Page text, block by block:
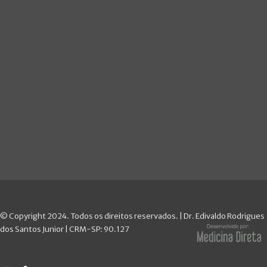
© Copyright 2024. Todos os direitos reservados. | Dr. Edivaldo Rodrigues
dos Santos Junior | CRM-SP: 90.127
Desenvolvido por:
Medicina Direta